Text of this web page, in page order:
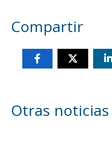
Compartir
Otras noticias